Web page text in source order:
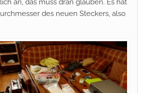
an, das muss dran glauben. Es hat
des neuen Steckers, also